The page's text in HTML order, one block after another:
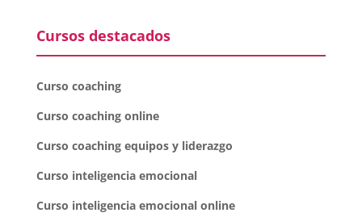
Cursos destacados
Curso coaching
Curso coaching online
Curso coaching equipos y liderazgo
Curso inteligencia emocional
Curso inteligencia emocional online